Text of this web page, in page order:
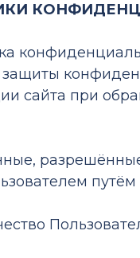
сайта при